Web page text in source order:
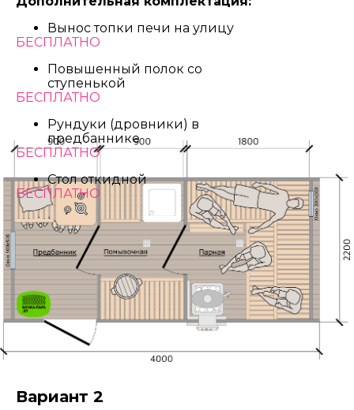
Вынос топки печи на улицу
БЕСПЛАТНО
Повышенный полок со
ступенькой
БЕСПЛАТНО
Рундуки (дровники) в
предбаннике
БЕСПЛАТНО
Стол откидной
БЕСПЛАТНО
Вариант 2